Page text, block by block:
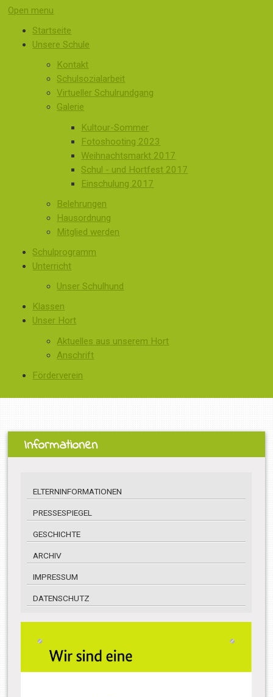
Open menu
Startseite
Unsere Schule
Kontakt
Schulsozialarbeit
Virtueller Schulrundgang
Galerie
Kultour-Sommer
Fotoshooting 2023
Weihnachtsmarkt 2017
Schul - und Hortfest 2017
Einschulung 2017
Belehrungen
Hausordnung
Mitglied werden
Schulprogramm
Unterricht
Unser Schulhund
Klassen
Unser Hort
Aktuelles aus unserem Hort
Anschrift
Förderverein
Informationen
ELTERNINFORMATIONEN
PRESSESPIEGEL
GESCHICHTE
ARCHIV
IMPRESSUM
DATENSCHUTZ